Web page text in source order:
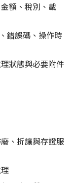
額、稅別、載
錯誤碼、操作時
狀態與必要附件
、折讓與存證服